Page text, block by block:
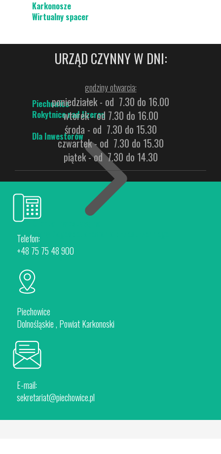
Karkonosze
Wirtualny spacer
Piechowice
Rokytnice nad Jizerou
Dla Inwestorów
Oferta Inwestycyjna
Plany Zagospodarowania przestrzennego
Studium
Przetargi
URZĄD CZYNNY W DNI:
godziny otwarcia:
poniedziałek - od 7.30 do 16.00
wtorek - od 7.30 do 16.00
środa - od 7.30 do 15.30
czwartek - od 7.30 do 15.30
piątek - od 7.30 do 14.30
Telefon:
+48 75 75 48 900
Piechowice
Dolnośląskie , Powiat Karkonoski
E-mail:
sekretariat@piechowice.pl